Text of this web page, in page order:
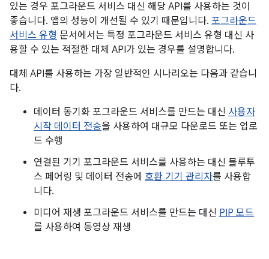
있는 경우 포그라운드 서비스 대신 해당 API를 사용하는 것이
좋습니다. 앱의 성능이 개선될 수 있기 때문입니다. 포그라운드
서비스 유형 문서에서는 특정 포그라운드 서비스 유형 대신 사
용할 수 있는 적절한 대체 API가 있는 경우를 설명합니다.
대체 API를 사용하는 가장 일반적인 시나리오는 다음과 같습니
다.
데이터 동기화 포그라운드 서비스를 만드는 대신 사용자
시작 데이터 전송을 사용하여 대규모 다운로드 또는 업로
드 수행
연결된 기기 포그라운드 서비스를 사용하는 대신 블루투
스 페어링 및 데이터 전송에 호환 기기 관리자를 사용합
니다.
미디어 재생 포그라운드 서비스를 만드는 대신 PIP 모드
를 사용하여 동영상 재생